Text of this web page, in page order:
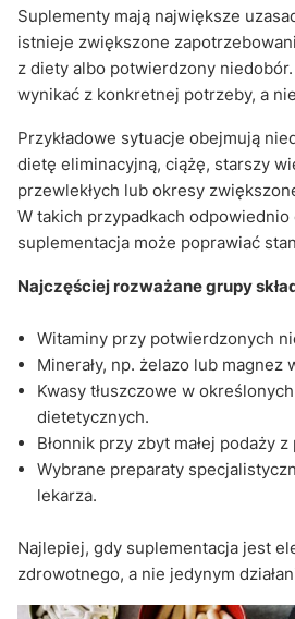
Suplementy mają największe
istnieje zwiększone
z diety albo potwierdzony
wynikać z konkretnej potrzeby, a
Przykładowe sytuacje obejmują
dietę eliminacyjną, ciążę, starszy
przewlekłych lub okresy
W takich przypadkach odpowiednio
suplementacja może poprawiać
Najczęściej rozważane grupy
Witaminy przy potwierdzonych
Minerały, np. żelazo lub magnez
Kwasy tłuszczowe w
dietetycznych.
Błonnik przy zbyt małej podaży
Wybrane preparaty
lekarza.
Najlepiej, gdy suplementacja jest
zdrowotnego, a nie jedynym